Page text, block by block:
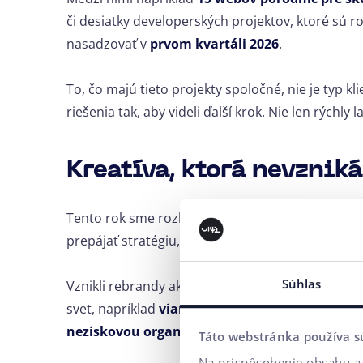
Súhlas
Táto webstránka používa
či desiatky developerských projektov, ktoré sú
nasadzovať v prvom kvartáli 2026.
To, čo majú tieto projekty spoločné, nie je typ
riešenia tak, aby videli ďalší krok. Nie len rýchly
Kreatíva, ktorá
Tento rok sme rozbehli aj
prepájať stratégiu, dizajn a komunikáciu.
Vznikli rebrandy ako Prodoshop, ale aj
svet, napríklad vianočná kampaň pre Ligu
neziskovou organizáciou Odpadnesh.